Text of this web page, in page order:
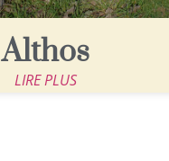
Althos
LIRE PLUS